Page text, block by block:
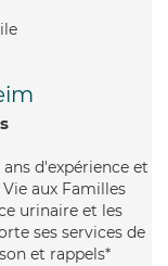
d'expérience et
aux Familles
urinaire et les
ses services de
et rappels*